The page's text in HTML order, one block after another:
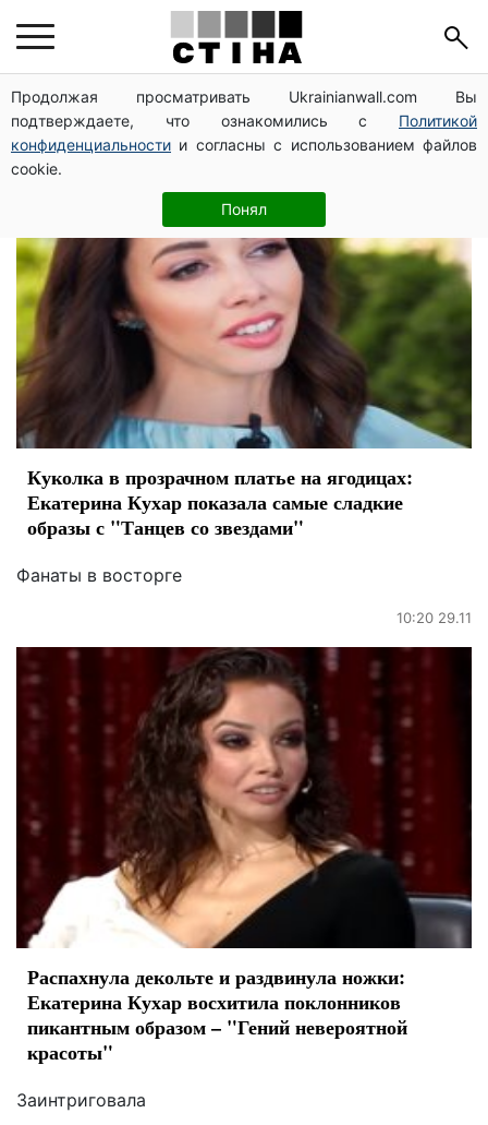
Продолжая просматривать Ukrainianwall.com Вы
подтверждаете, что ознакомились с Политикой
конфиденциальности и согласны с использованием файлов
cookie.
Понял
Екатерина Кухар
Куколка в прозрачном платье на ягодицах:
Екатерина Кухар показала самые сладкие
образы с "Танцев со звездами"
Фанаты в восторге
10:20 29.11
Распахнула декольте и раздвинула ножки:
Екатерина Кухар восхитила поклонников
пикантным образом – "Гений невероятной
красоты"
Заинтриговала